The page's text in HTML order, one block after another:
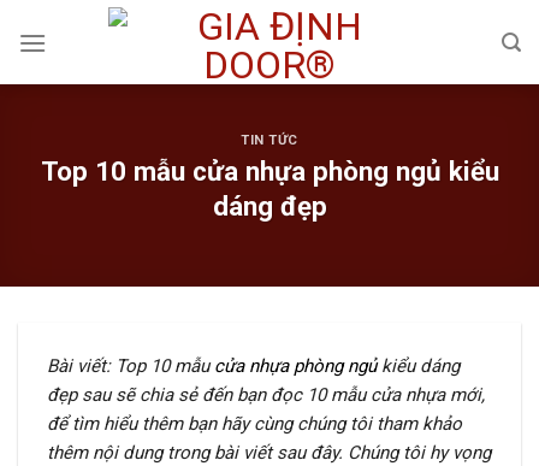
TIN TỨC
Top 10 mẫu cửa nhựa phòng ngủ kiểu
dáng đẹp
Bài viết: Top 10 mẫucửa nhựa phòng ngủkiểu dáng
đẹp sau sẽ chia sẻ đến bạn đọc 10 mẫu cửa nhựa mới,
để tìm hiểu thêm bạn hãy cùng chúng tôi tham khảo
thêm nội dung trong bài viết sau đây. Chúng tôi hy vọng